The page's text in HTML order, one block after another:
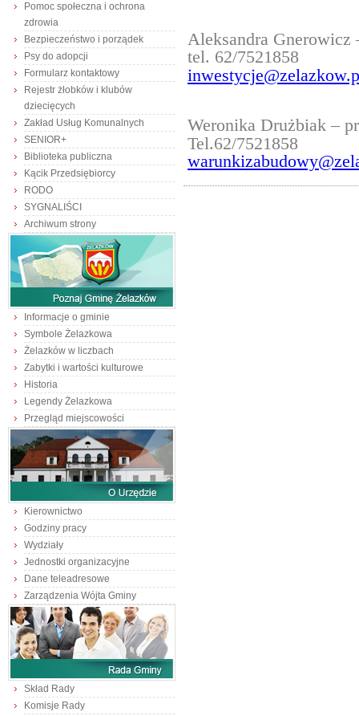
Pomoc społeczna i ochrona
zdrowia
Bezpieczeństwo i porządek
Psy do adopcji
Formularz kontaktowy
Rejestr żłobków i klubów
dziecięcych
Zakład Usług Komunalnych
SENIOR+
Biblioteka publiczna
Kącik Przedsiębiorcy
RODO
SYGNALIŚCI
Archiwum strony
Informacje o gminie
Symbole Żelazkowa
Żelazków w liczbach
Zabytki i wartości kulturowe
Historia
Legendy Żelazkowa
Przegląd miejscowości
Kierownictwo
Godziny pracy
Wydziały
Jednostki organizacyjne
Dane teleadresowe
Zarządzenia Wójta Gminy
Skład Rady
Komisje Rady
Aleksandra
tel. 62/7521858
Weronika Drużbiak –
Tel.62/7521858